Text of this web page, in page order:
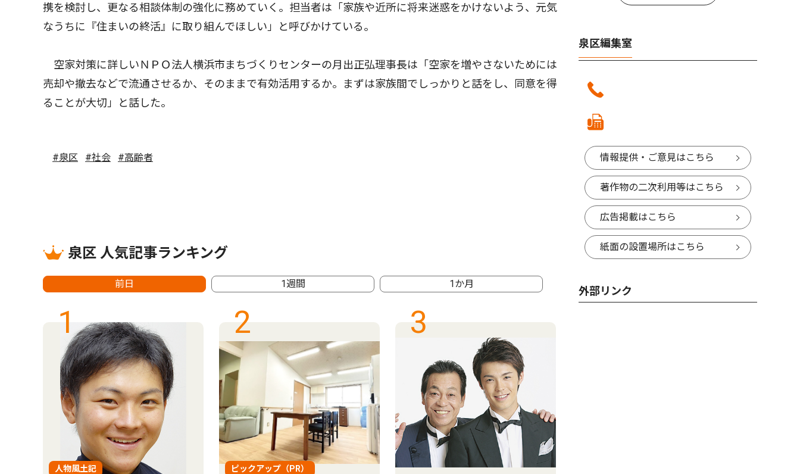
携を検討し、更なる相談体制の強化に務めていく。担当者は「家族や近所に将来迷惑をかけないよう、元気
なうちに『住まいの終活』に取り組んでほしい」と呼びかけている。
空家対策に詳しいＮＰＯ法人横浜市まちづくりセンターの月出正弘理事長は「空家を増やさないためには
売却や撤去などで流通させるか、そのままで有効活用するか。まずは家族間でしっかりと話をし、同意を得
ることが大切」と話した。
#泉区 #社会 #高齢者
泉区 人気記事ランキング
前日 1週間 1か月
1
人物風土記
2
ピックアップ（PR）
3
泉区編集室
情報提供・ご意見はこちら
著作物の二次利用等はこちら
広告掲載はこちら
紙面の設置場所はこちら
外部リンク